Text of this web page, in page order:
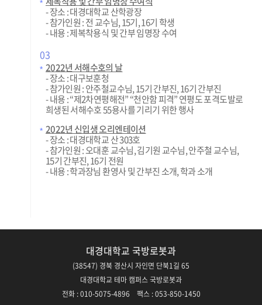
- 장소 : 대경대학교 산학광장
- 참가인원 : 전 교수님, 15기, 16기 학생
- 내용 : 제복착용식 및 간부 임명장 수여
03
2022년 서해수호의 날
- 장소 : 대구보훈청
- 참가인원 : 안주철교수님, 15기 간부진, 16기 간부진
- 내용 : “제2차연평해전” “천안함 피격” 연평도 포격도발로
희생된 서해수호 55용사를 기리기 위한 행사
2022년 신입생 오리엔테이션
- 장소 : 대경대학교 산 303호
- 참가인원 : 오대훈 교수님, 김기원 교수님, 안주철 교수님,
15기 간부진, 16기 전원
- 내용 : 학과장님 환영사 및 간부진 소개, 학과 소개
대경대학교 국방로봇과
(38547) 경북 경산시 자인면 단북1길 65
대경대학교 테마 캠퍼스 국방로봇과
전화 : 010-5075-4896 팩스 : 053-850-1450